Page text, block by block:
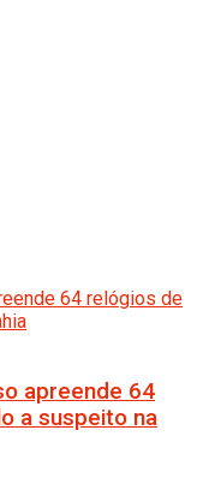
apreende 64
a suspeito na